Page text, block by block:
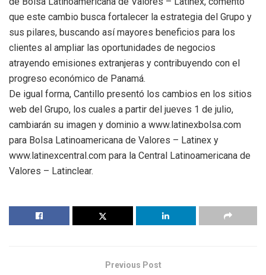
que este cambio busca fortalecer la estrategia del Grupo y
sus pilares, buscando así mayores beneficios para los
clientes al ampliar las oportunidades de negocios
atrayendo emisiones extranjeras y contribuyendo con el
progreso económico de Panamá.
De igual forma, Cantillo presentó los cambios en los sitios
web del Grupo, los cuales a partir del jueves 1 de julio,
cambiarán su imagen y dominio a www.latinexbolsa.com
para Bolsa Latinoamericana de Valores – Latinex y
www.latinexcentral.com para la Central Latinoamericana de
Valores – Latinclear.
Previous Post